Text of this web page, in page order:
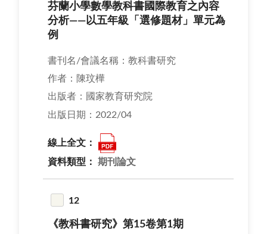
芬蘭小學數學教科書國際教育之內容
分析——以五年級「選修題材」單元為
例
書刊名/會議名稱：教科書研究
作者：陳玟樺
出版者：國家教育研究院
出版日期：2022/04
線上全文：
資料類型： 期刊論文
12
《教科書研究》第15卷第1期